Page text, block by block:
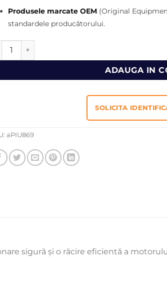
Produsele marcate OEM (Original
standardele producătorului.
Baie ulei buldoexcavator JCB (2005 -
ADAUGA IN
SOLICITA
aPIU869
sigură și o răcire eficientă a